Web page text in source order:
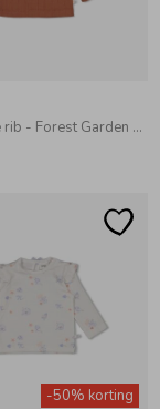
Longsleeve rib - Forest Garden Bruin
-50% korting